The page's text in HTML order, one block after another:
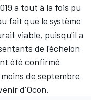
a tout à la fois pu
fait que le système
viable, puisqu'il a
de l'échelon
été confirmé
de septembre
d'Ocon.